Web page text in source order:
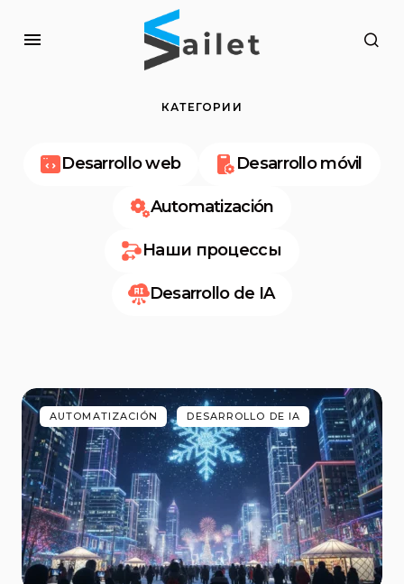
КАТЕГОРИИ
Desarrollo web Desarrollo móvil
Automatización
Наши процессы
Desarrollo de IA
AUTOMATIZACIÓN DESARROLLO DE IA